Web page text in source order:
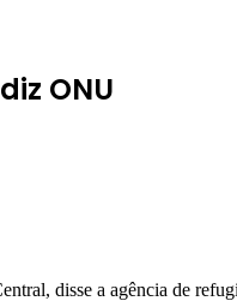
ONU
disse a agência de